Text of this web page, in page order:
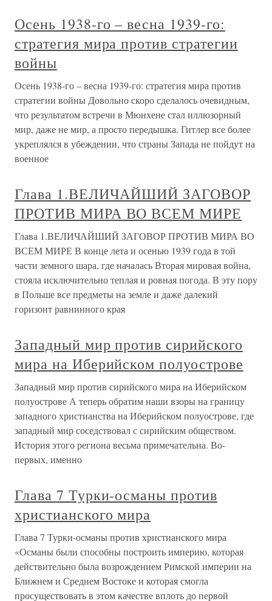
Осень 1938-го – весна 1939-го:
стратегия мира против стратегии
войны
Осень 1938-го – весна 1939-го: стратегия мира против
стратегии войны Довольно скоро сделалось очевидным,
что результатом встречи в Мюнхене стал иллюзорный
мир, даже не мир, а просто передышка. Гитлер все более
укреплялся в убеждении, что страны Запада не пойдут на
военное
Глава 1.ВЕЛИЧАЙШИЙ ЗАГОВОР
ПРОТИВ МИРА ВО ВСЕМ МИРЕ
Глава 1.ВЕЛИЧАЙШИЙ ЗАГОВОР ПРОТИВ МИРА ВО
ВСЕМ МИРЕ В конце лета и осенью 1939 года в той
части земного шара, где началась Вторая мировая война,
стояла исключительно теплая и ровная погода. В эту пору
в Польше все предметы на земле и даже далекий
горизонт равнинного края
Западный мир против сирийского
мира на Иберийском полуострове
Западный мир против сирийского мира на Иберийском
полуострове А теперь обратим наши взоры на границу
западного христианства на Иберийском полуострове, где
западный мир соседствовал с сирийским обществом.
История этого региона весьма примечательна. Во-
первых, именно
Глава 7 Турки-османы против
христианского мира
Глава 7 Турки-османы против христианского мира
«Османы были способны построить империю, которая
действительно была возрождением Римской империи на
Ближнем и Среднем Востоке и которая смогла
просуществовать в этом качестве вплоть до первой